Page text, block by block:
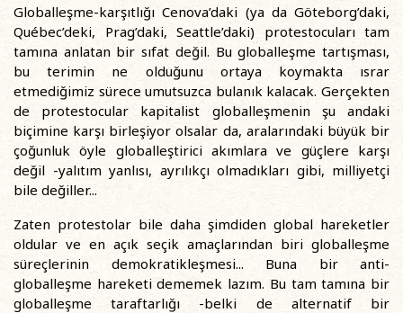
Globalleşme-karşıtlığı Cenova’daki (ya da Göteborg’daki,
Québec’deki, Prag’daki, Seattle’daki) protestocuları tam
tamına anlatan bir sıfat değil. Bu globalleşme tartışması,
bu terimin ne olduğunu ortaya koymakta ısrar
etmediğimiz sürece umutsuzca bulanık kalacak. Gerçekten
de protestocular kapitalist globalleşmenin şu andaki
biçimine karşı birleşiyor olsalar da, aralarındaki büyük bir
çoğunluk öyle globalleştirici akımlara ve güçlere karşı
değil -yalıtım yanlısı, ayrılıkçı olmadıkları gibi, milliyetçi
bile değiller...
Zaten protestolar bile daha şimdiden global hareketler
oldular ve en açık seçik amaçlarından biri globalleşme
süreçlerinin demokratikleşmesi... Buna bir anti-
globalleşme hareketi dememek lazım. Bu tam tamına bir
globalleşme taraftarlığı -belki de alternatif bir